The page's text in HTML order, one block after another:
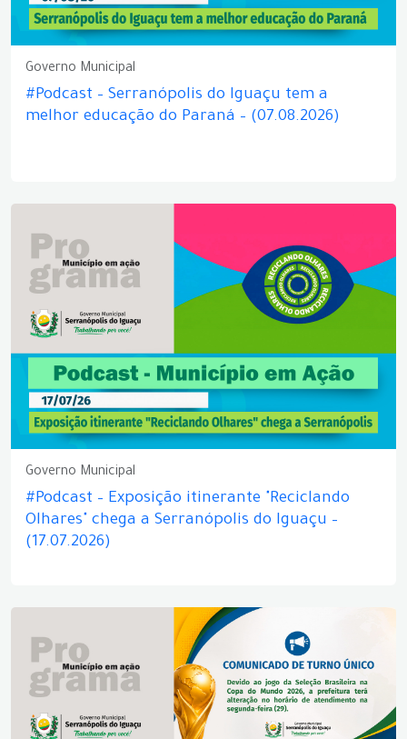
Governo Municipal
#Podcast – Serranópolis do Iguaçu tem a
melhor educação do Paraná – (07.08.2026)
Governo Municipal
#Podcast – Exposição itinerante "Reciclando
Olhares" chega a Serranópolis do Iguaçu –
(17.07.2026)